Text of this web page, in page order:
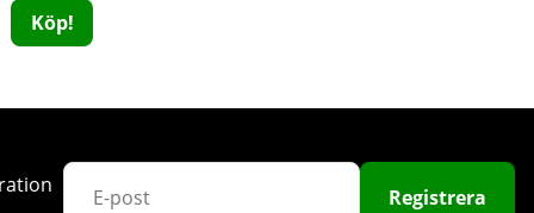
149 kr Köp!
Köp!
Registrera